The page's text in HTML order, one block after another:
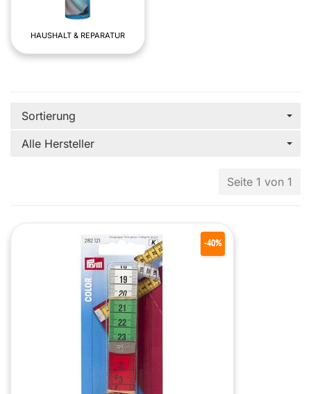
HAUSHALT & REPARATUR
Sortierung
Alle Hersteller
Seite 1 von 1
-40%